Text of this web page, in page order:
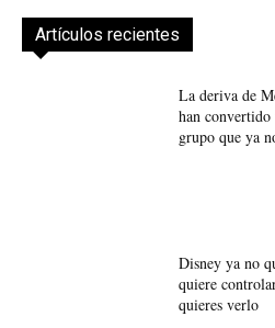
Artículos recientes
La deriva de
han
grupo que ya
Disney ya no
quiere
quieres verlo